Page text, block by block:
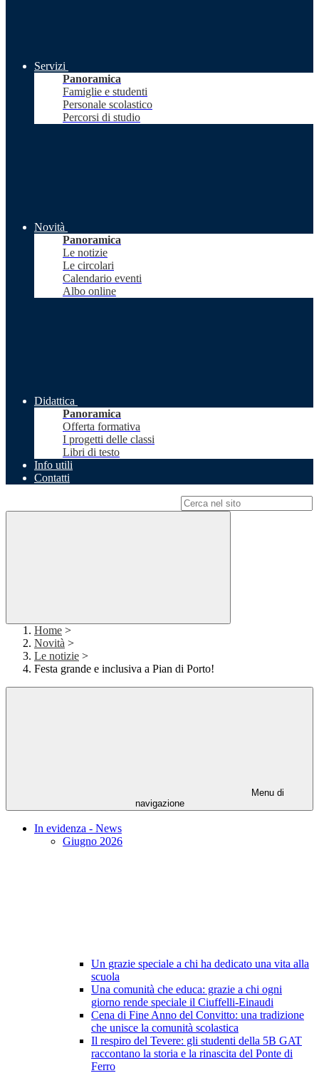
Servizi
Panoramica
Famiglie e studenti
Personale scolastico
Percorsi di studio
Novità
Panoramica
Le notizie
Le circolari
Calendario eventi
Albo online
Didattica
Panoramica
Offerta formativa
I progetti delle classi
Libri di testo
Info utili
Contatti
Home >
Novità >
Le notizie >
Festa grande e inclusiva a Pian di Porto!
Menu di
navigazione
In evidenza - News
Giugno 2026
Un grazie speciale a chi ha dedicato una vita alla
scuola
Una comunità che educa: grazie a chi ogni
giorno rende speciale il Ciuffelli-Einaudi
Cena di Fine Anno del Convitto: una tradizione
che unisce la comunità scolastica
Il respiro del Tevere: gli studenti della 5B GAT
raccontano la storia e la rinascita del Ponte di
Ferro